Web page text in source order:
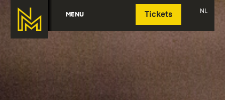
MENU Tickets NL
Deutsch